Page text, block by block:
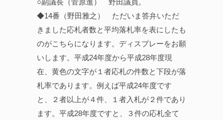
◆14番（野田雅之） ただいま答弁いただ
きました応札者数と平均落札率を表にしたも
のがこちらになります。ディスプレーをお願
いします。平成24年度から平成28年度現
在、黄色の文字が１者応札の件数と下段が落
札率であります。例えば平成24年度です
と、２者以上が４件、１者入札が２件であり
ます。平成28年度ですと、３件の応札全て